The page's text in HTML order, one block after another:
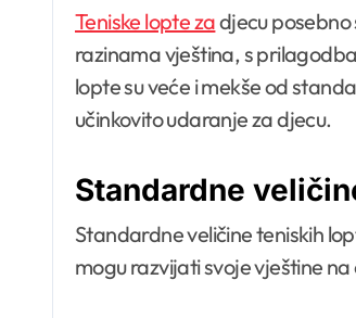
Teniske lopte zadjecu
razinama vještina, s
lopte su veće i mekše od
učinkovito udaranje za djecu.
Standardne
Standardne veličine teniskih
mogu razvijati svoje vještine